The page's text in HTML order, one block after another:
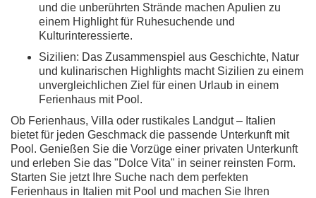
und die unberührten Strände machen Apulien zu
einem Highlight für Ruhesuchende und
Kulturinteressierte.
Sizilien: Das Zusammenspiel aus Geschichte, Natur
und kulinarischen Highlights macht Sizilien zu einem
unvergleichlichen Ziel für einen Urlaub in einem
Ferienhaus mit Pool.
Ob Ferienhaus, Villa oder rustikales Landgut – Italien
bietet für jeden Geschmack die passende Unterkunft mit
Pool. Genießen Sie die Vorzüge einer privaten Unterkunft
und erleben Sie das "Dolce Vita" in seiner reinsten Form.
Starten Sie jetzt Ihre Suche nach dem perfekten
Ferienhaus in Italien mit Pool und machen Sie Ihren